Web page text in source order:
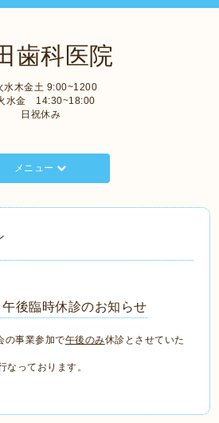
歯科医院
水木金土 9:00~1200
水金 14:30~18:00
日祝休み
メニュー
後臨時休診のお知らせ
の事業参加で午後のみ休診とさせていた
なっております。